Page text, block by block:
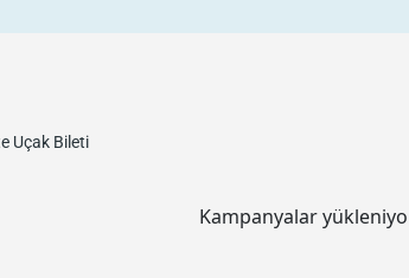
Uçak Bileti
Kampanyalar